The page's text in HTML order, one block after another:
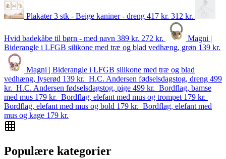
Plakater 3 stk - Beige kaniner - dreng 417 kr. 312 kr.
Hvid badekåbe til børn - med navn 389 kr. 272 kr.
Magni |
Biderangle i LFGB silikone med træ og blad vedhæng, grøn 139 kr.
Magni | Biderangle i LFGB silikone med træ og blad
vedhæng, lyserød 139 kr. H.C. Andersen fødselsdagstog, dreng 499
kr. H.C. Andersen fødselsdagstog, pige 499 kr. Bordflag, bamse
med mus 179 kr. Bordflag, elefant med mus og trompet 179 kr.
Bordflag, elefant med mus og bold 179 kr. Bordflag, elefant med
mus og kage 179 kr.
Populære kategorier